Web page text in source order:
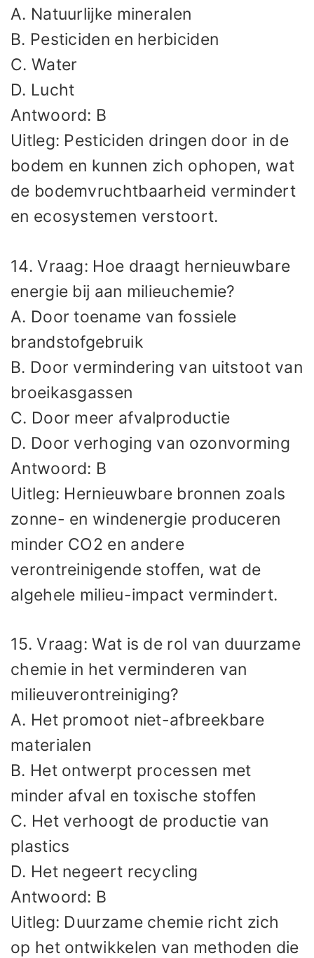
A. Natuurlijke mineralen
B. Pesticiden en herbiciden
C. Water
D. Lucht
Antwoord: B
Uitleg: Pesticiden dringen door in de
bodem en kunnen zich ophopen, wat
de bodemvruchtbaarheid vermindert
en ecosystemen verstoort.
14. Vraag: Hoe draagt hernieuwbare
energie bij aan milieuchemie?
A. Door toename van fossiele
brandstofgebruik
B. Door vermindering van uitstoot van
broeikasgassen
C. Door meer afvalproductie
D. Door verhoging van ozonvorming
Antwoord: B
Uitleg: Hernieuwbare bronnen zoals
zonne- en windenergie produceren
minder CO2 en andere
verontreinigende stoffen, wat de
algehele milieu-impact vermindert.
15. Vraag: Wat is de rol van duurzame
chemie in het verminderen van
milieuverontreiniging?
A. Het promoot niet-afbreekbare
materialen
B. Het ontwerpt processen met
minder afval en toxische stoffen
C. Het verhoogt de productie van
plastics
D. Het negeert recycling
Antwoord: B
Uitleg: Duurzame chemie richt zich
op het ontwikkelen van methoden die